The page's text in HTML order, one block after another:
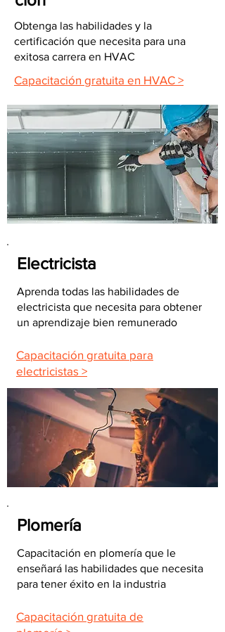
Obtenga las habilidades y la
certificación que necesita para una
exitosa carrera en HVAC
Capacitación gratuita en HVAC >
Electricista
Aprenda todas las habilidades de
electricista que necesita para obtener
un aprendizaje bien remunerado
Capacitación gratuita para
electricistas >
Plomería
Capacitación en plomería que le
enseñará las habilidades que necesita
para tener éxito en la industria
Capacitación gratuita de